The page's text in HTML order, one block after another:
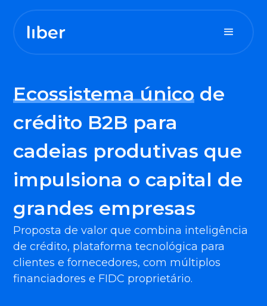
Para sua tesouraria
Para seu contas a pagar
Para seu contas a receber
Ecossistema único de
crédito B2B para
cadeias produtivas que
impulsiona o capital de
grandes empresas
Proposta de valor que combina inteligência
de crédito, plataforma tecnológica para
clientes e fornecedores, com múltiplos
financiadores e FIDC proprietário.